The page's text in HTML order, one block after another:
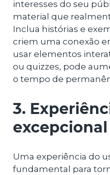
interesses do seu
material que
Inclua histórias e
criem uma conexão
usar elementos
ou quizzes, pode
o tempo de
3.
excepcional
Uma experiência do
fundamental para